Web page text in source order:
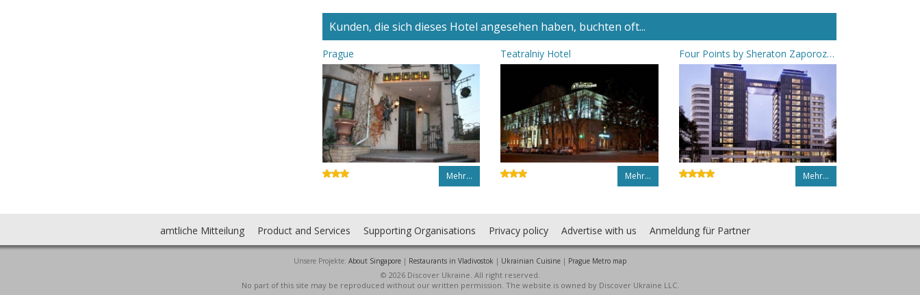
Kunden, die sich dieses Hotel angesehen haben, buchten oft...
Prague
Mehr…
Teatralniy Hotel
Mehr…
Four Points by Sheraton Zaporozhye
Mehr…
amtliche Mitteilung Product and Services Supporting Organisations Privacy policy Advertise with us Anmeldung für Partner
Unsere Projekte: About Singapore | Restaurants in Vladivostok | Ukrainian Cuisine | Prague Metro map
© 2026 Discover Ukraine. All right reserved.
No part of this site may be reproduced without our written permission. The website is owned by Discover Ukraine LLC.